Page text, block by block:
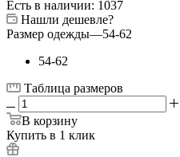
Есть в наличии: 1037
Нашли дешевле?
Размер одежды—54-62
54-62
Таблица размеров
В корзину
Купить в 1 клик